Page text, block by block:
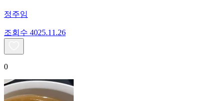
정주임
조회수 4025.11.26
0